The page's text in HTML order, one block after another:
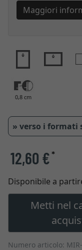
Maggiori
0,8 cm
» verso i formati
12,60 €*
Disponibile a
Metti nel
Numero articolo: